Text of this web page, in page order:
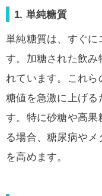
1. 単純糖質
単純糖質は、すぐに
す。加糖された飲み
れています。これら
糖値を急激に上げる
す。特に砂糖や高果
る場合、糖尿病や
を高めます。